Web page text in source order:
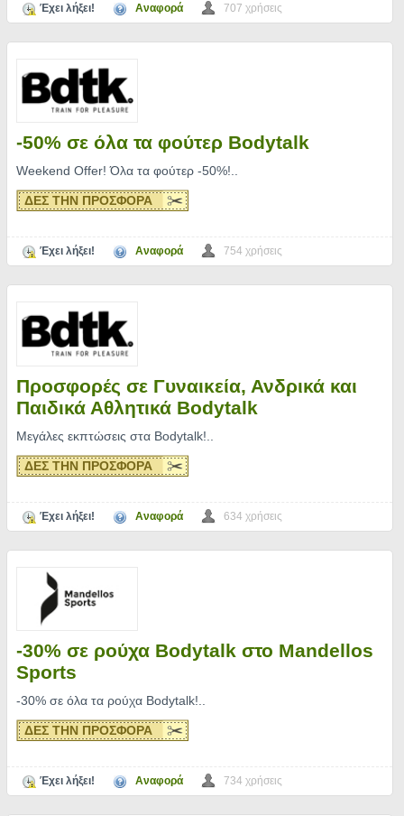
Έχει λήξει! Αναφορά 707 χρήσεις
-50% σε όλα τα φούτερ Bodytalk
Weekend Offer! Όλα τα φούτερ -50%!
ΔΕΣ ΤΗΝ ΠΡΟΣΦΟΡΑ
Έχει λήξει! Αναφορά 754 χρήσεις
Προσφορές σε Γυναικεία, Ανδρικά και
Παιδικά Αθλητικά Bodytalk
Μεγάλες εκπτώσεις στα Bodytalk!
ΔΕΣ ΤΗΝ ΠΡΟΣΦΟΡΑ
Έχει λήξει! Αναφορά 634 χρήσεις
-30% σε ρούχα Bodytalk στο Mandellos
Sports
-30% σε όλα τα ρούχα Bodytalk!
ΔΕΣ ΤΗΝ ΠΡΟΣΦΟΡΑ
Έχει λήξει! Αναφορά 734 χρήσεις